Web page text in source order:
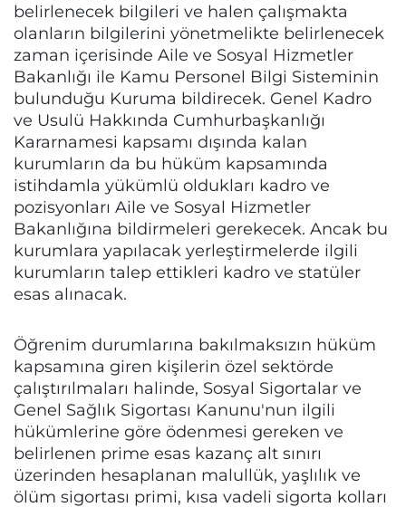
belirlenecek bilgileri ve halen çalışmakta
olanların bilgilerini yönetmelikte belirlenecek
zaman içerisinde Aile ve Sosyal Hizmetler
Bakanlığı ile Kamu Personel Bilgi Sisteminin
bulunduğu Kuruma bildirecek. Genel Kadro
ve Usulü Hakkında Cumhurbaşkanlığı
Kararnamesi kapsamı dışında kalan
kurumların da bu hüküm kapsamında
istihdamla yükümlü oldukları kadro ve
pozisyonları Aile ve Sosyal Hizmetler
Bakanlığına bildirmeleri gerekecek. Ancak bu
kurumlara yapılacak yerleştirmelerde ilgili
kurumların talep ettikleri kadro ve statüler
esas alınacak.
Öğrenim durumlarına bakılmaksızın hüküm
kapsamına giren kişilerin özel sektörde
çalıştırılmaları halinde, Sosyal Sigortalar ve
Genel Sağlık Sigortası Kanunu'nun ilgili
hükümlerine göre ödenmesi gereken ve
belirlenen prime esas kazanç alt sınırı
üzerinden hesaplanan malullük, yaşlılık ve
ölüm sigortası primi, kısa vadeli sigorta kolları